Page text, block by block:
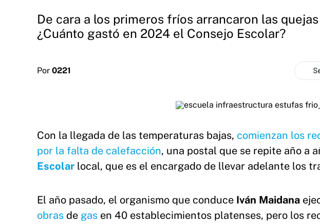
De cara a los primeros fríos arrancaron las
¿Cuánto gastó en 2024 el Consejo Escolar?
Por 0221
Con la llegada de las temperaturas bajas, comienzan los
por la falta de calefacción, una postal que se repite año a
Escolar local, que es el encargado de llevar adelante los
El año pasado, el organismo que conduce Iván Maidana
obras de gas en 40 establecimientos platenses, pero los